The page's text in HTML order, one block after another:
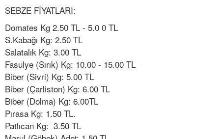
SEBZE FİYATLARI:
Domates Kg 2.50 TL - 5.0 0 TL
S.Kabağı Kg: 2.50 TL
Salatalık Kg: 3.00 TL
Fasulye (Sırık) Kg: 10.00 - 15.00 TL
Biber (Sivri) Kg: 5.00 TL
Biber (Çarliston) Kg: 6.00 TL
Biber (Dolma) Kg: 6.00TL
Pırasa Kg: 1.50 TL.
Patlıcan Kg: 3.50 TL